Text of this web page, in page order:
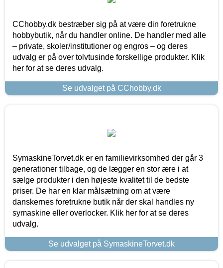
CChobby.dk bestræber sig på at være din foretrukne
hobbybutik, når du handler online. De handler med alle
– private, skoler/institutioner og engros – og deres
udvalg er på over tolvtusinde forskellige produkter. Klik
her for at se deres udvalg.
Se udvalget på CChobby.dk
SymaskineTorvet.dk er en familievirksomhed der går 3
generationer tilbage, og de lægger en stor ære i at
sælge produkter i den højeste kvalitet til de bedste
priser. De har en klar målsætning om at være
danskernes foretrukne butik når der skal handles ny
symaskine eller overlocker. Klik her for at se deres
udvalg.
Se udvalget på SymaskineTorvet.dk